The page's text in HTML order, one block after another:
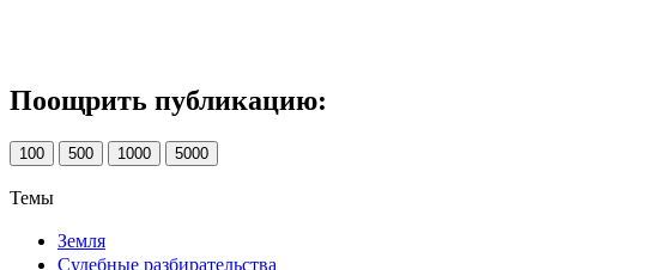
Поощрить публикацию:
100 500 1000 5000
Темы
Земля
Судебные разбирательства